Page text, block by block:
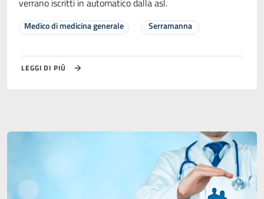
verrano iscritti in automatico dalla asl.
Medico di medicina generale Serramanna
LEGGI DI PIÙ